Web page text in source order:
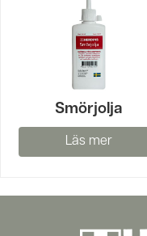
Smörjolja
Läs mer